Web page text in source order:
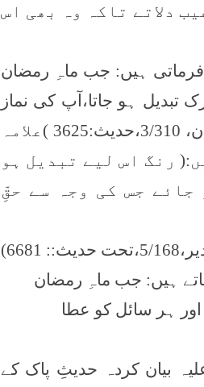
دلاتے تاکہ وہ بھی اس
ہیں: جب ماہِ رمضان
ہو جاتا،آپ کی نماز
3/ 310، حدیث:3625 )علامہ
رنگ اس لیے تبدیل ہو
جائے جس کی وجہ سے حقِّ
6681)
ہیں: جب ماہِ رمضان
ہر سائل کو عطا
بیان کردہ حدیثِ پاک کے